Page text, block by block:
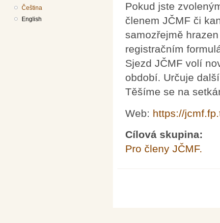
Čeština
English
Pokud jste
členem JČMF či
samozřejmě
registračním
Sjezd JČMF volí
období. Určuje
Těšíme se na
Web: https://
Cílová skupina:
Pro členy JČMF.